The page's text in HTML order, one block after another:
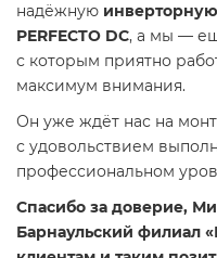
надёжную
PERFECTO DC, а мы —
с которым приятно
максимум внимания.
Он уже ждёт нас на
с удовольствием
профессиональном
Спасибо за доверие,
Барнаульский филиал